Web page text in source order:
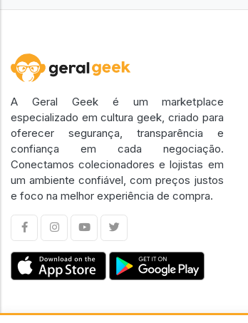
A Geral Geek é um marketplace
especializado em cultura geek, criado para
oferecer segurança, transparência e
confiança em cada negociação.
Conectamos colecionadores e lojistas em
um ambiente confiável, com preços justos
e foco na melhor experiência de compra.